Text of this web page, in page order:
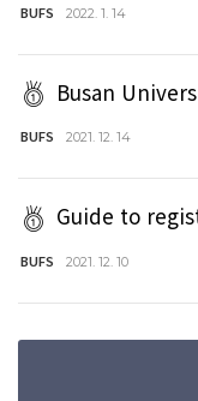
BUFS 2022. 1. 14
Busan
BUFS 2021. 12. 14
Guide to
BUFS 2021. 12. 10